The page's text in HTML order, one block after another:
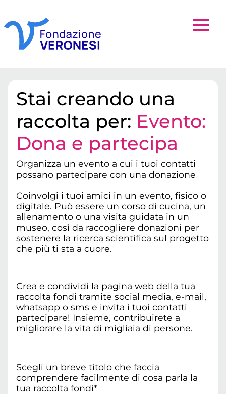
Stai creando una
raccolta per: Evento:
Dona e partecipa
Organizza un evento a cui i tuoi contatti
possano partecipare con una donazione
Coinvolgi i tuoi amici in un evento, fisico o
digitale. Può essere un corso di cucina, un
allenamento o una visita guidata in un
museo, così da raccogliere donazioni per
sostenere la ricerca scientifica sul progetto
che più ti sta a cuore.
Crea e condividi la pagina web della tua
raccolta fondi tramite social media, e-mail,
whatsapp o sms e invita i tuoi contatti
partecipare! Insieme, contribuirete a
migliorare la vita di migliaia di persone.
Scegli un breve titolo che faccia
comprendere facilmente di cosa parla la
tua raccolta fondi*